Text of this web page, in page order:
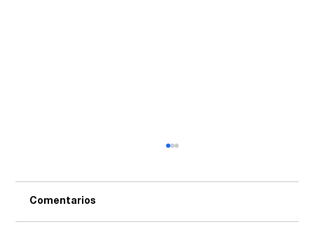
Comentarios